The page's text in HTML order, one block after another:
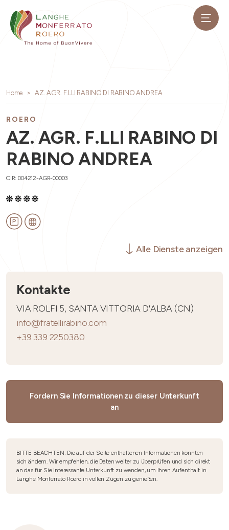
Home AZ. AGR. F.LLI RABINO DI RABINO ANDREA
ROERO
AZ. AGR. F.LLI RABINO DI
RABINO ANDREA
CIR: 004212-AGR-00003
Alle Dienste anzeigen
Kontakte
VIA ROLFI 5, SANTA VITTORIA D'ALBA (CN)
info@fratellirabino.com
+39 339 2250380
Fordern Sie Informationen zu dieser Unterkunft
an
BITTE BEACHTEN: Die auf der Seite enthaltenen Informationen könnten
sich ändern. Wir empfehlen, die Daten weiter zu überprüfen und sich direkt
an das für Sie interessante Unterkunft zu wenden, um Ihren Aufenthalt in
Langhe Monferrato Roero in vollen Zügen zu genießen.